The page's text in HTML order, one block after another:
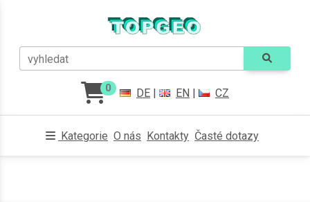
vyhledat
0 DE | EN | CZ
Kategorie O nás Kontakty Časté dotazy